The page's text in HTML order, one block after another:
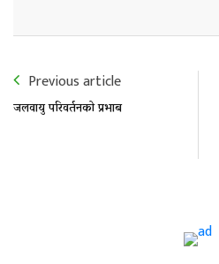
Previous article
जलवायु परिवर्तनको प्रभाब